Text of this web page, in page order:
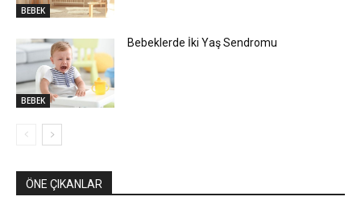
BEBEK
BEBEK
Bebeklerde İki Yaş Sendromu
ÖNE ÇIKANLAR